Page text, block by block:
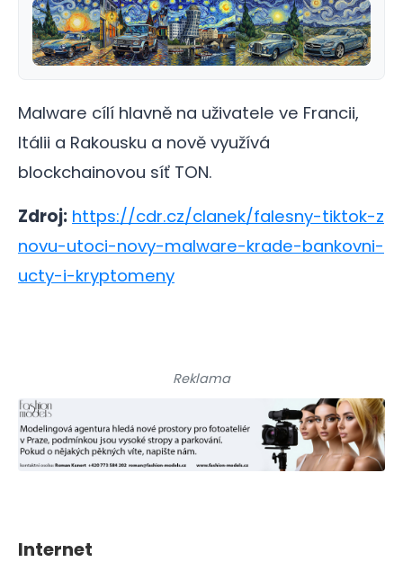
Malware cílí hlavně na uživatele ve Francii,
Itálii a Rakousku a nově využívá
blockchainovou síť TON.
Zdroj: https://cdr.cz/clanek/falesny-tiktok-z
novu-utoci-novy-malware-krade-bankovni-
ucty-i-kryptomeny
Reklama
Internet